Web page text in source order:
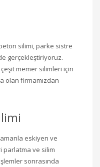
silimi, parke sistre
gerçekleştiriyoruz.
memer silimleri için
olan firmamızdan
eskiyen ve
parlatma ve silim
sonrasında